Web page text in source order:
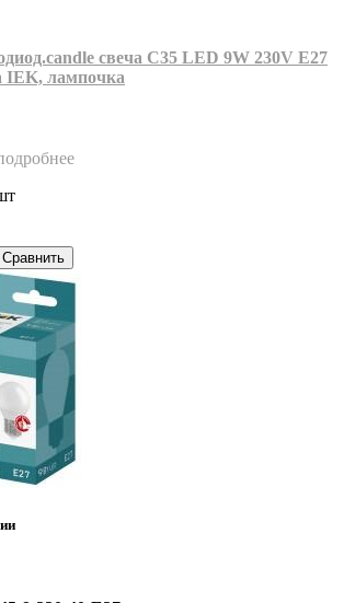
свеча C35 LED 9W 230V E27
IEK, лампочка
Сравнить